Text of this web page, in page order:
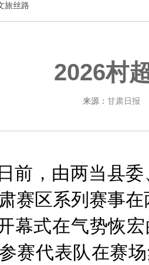
旅丝路
2026村
来源： 甘肃日报
日前，由两当县
赛区系列赛事
幕式在气势恢
赛代表队在赛